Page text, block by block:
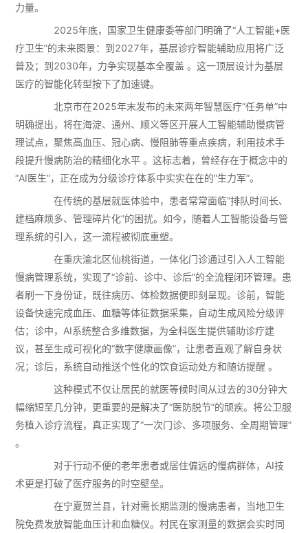
力量。
2025年底，国家卫生健康委等部门明确了“人工智能+医
疗卫生”的未来图景：到2027年，基层诊疗智能辅助应用将广泛
普及；到2030年，力争实现基本全覆盖 。这一顶层设计为基层
医疗的智能化转型按下了加速键。
北京市在2025年末发布的未来两年智慧医疗“任务单”中
明确提出，将在海淀、通州、顺义等区开展人工智能辅助慢病管
理试点，聚焦高血压、冠心病、慢阻肺等重点疾病，利用技术手
段提升慢病防治的精细化水平 。这标志着，曾经存在于概念中的
“AI医生”，正在成为分级诊疗体系中实实在在的“生力军”。
在传统的基层就医体验中，患者常常面临“排队时间长、
建档麻烦多、管理碎片化”的困扰。如今，随着人工智能设备与管
理系统的引入，这一流程被彻底重塑。
在重庆渝北区仙桃街道，一体化门诊通过引入人工智能
慢病管理系统，实现了“诊前、诊中、诊后”的全流程闭环管理。患
者刷一下身份证，既往病历、体检数据便即刻呈现。诊前，智能
设备快速完成血压、血糖等体征数据采集，自动生成风险分级评
估；诊中，AI系统整合多维数据，为全科医生提供辅助诊疗建
议，甚至生成可视化的“数字健康画像”，让患者直观了解自身状
况；诊后，系统自动推送个性化的饮食运动处方和随访提醒 。
这种模式不仅让居民的就医等候时间从过去的30分钟大
幅缩短至几分钟，更重要的是解决了“医防脱节”的顽疾。将公卫服
务植入诊疗流程，真正实现了“一次门诊、多项服务、全周期管理”
。
对于行动不便的老年患者或居住偏远的慢病群体，AI技
术更是打破了医疗服务的时空壁垒。
在宁夏贺兰县，针对需长期监测的慢病患者，当地卫生
院免费发放智能血压计和血糖仪。村民在家测量的数据会实时同